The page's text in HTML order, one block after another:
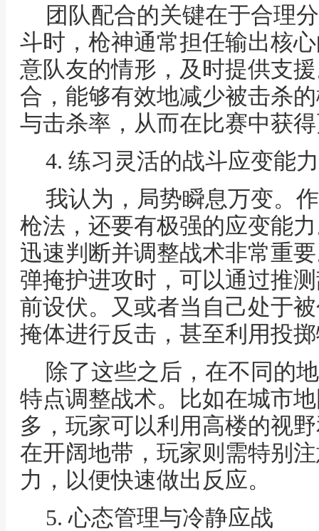
团队配合的关键在于合理
斗时，枪神通常担任输出核
意队友的情形，及时提供支
合，能够有效地减少被击杀
与击杀率，从而在比赛中获
4. 练习灵活的战斗应变能力
我认为，局势瞬息万变。
枪法，还要有极强的应变能
迅速判断并调整战术非常重
弹掩护进攻时，可以通过推
前设伏。又或者当自己处于
掩体进行反击，甚至利用投
除了这些之后，在不同的
特点调整战术。比如在城市
多，玩家可以利用高楼的视
在开阔地带，玩家则需特别
力，以便快速做出反应。
5. 心态管理与冷静应战